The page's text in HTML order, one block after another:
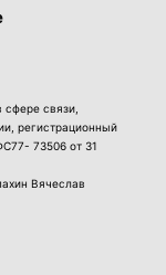
связи,
регистрационный
73506 от 31
Вячеслав